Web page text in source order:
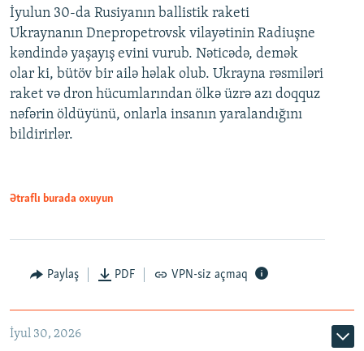
İyulun 30-da Rusiyanın ballistik raketi
Ukraynanın Dnepropetrovsk vilayətinin Radiuşne
kəndində yaşayış evini vurub. Nəticədə, demək
olar ki, bütöv bir ailə həlak olub. Ukrayna rəsmiləri
raket və dron hücumlarından ölkə üzrə azı doqquz
nəfərin öldüyünü, onlarla insanın yaralandığını
bildirirlər.
Ətraflı burada oxuyun
Paylaş PDF VPN-siz açmaq
İyul 30, 2026